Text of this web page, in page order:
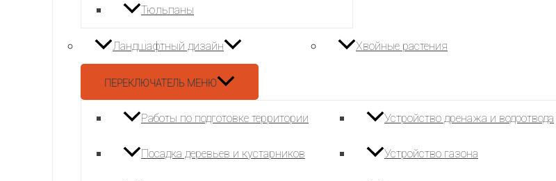
Тюльпаны
Ландшафтный дизайн
ПЕРЕКЛЮЧАТЕЛЬ МЕНЮ
Работы по подготовке территории Устройство дренажа и водоотвода
Посадка деревьев и кустарников Устройство газона
Хвойные растения